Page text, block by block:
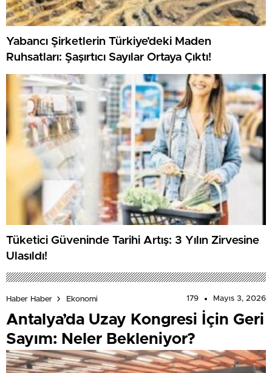
Yabancı Şirketlerin Türkiye’deki Maden
Ruhsatları: Şaşırtıcı Sayılar Ortaya Çıktı!
Tüketici Güveninde Tarihi Artış: 3 Yılın Zirvesine
Ulaşıldı!
Haber Haber Ekonomi 179 Mayıs 3, 2026
Antalya’da Uzay Kongresi İçin Geri
Sayım: Neler Bekleniyor?